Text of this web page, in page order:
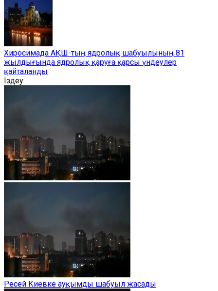
Хиросимада АҚШ-тың ядролық шабуылының 81
жылдығында ядролық қаруға қарсы үндеулер
қайталанды
Іздеу
Ресей Киевке ауқымды шабуыл жасады